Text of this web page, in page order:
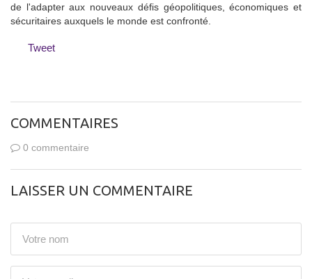
de l'adapter aux nouveaux défis géopolitiques, économiques et
sécuritaires auxquels le monde est confronté.
Tweet
COMMENTAIRES
0 commentaire
LAISSER UN COMMENTAIRE